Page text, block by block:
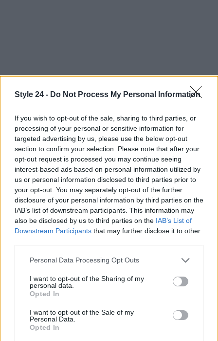
Style 24 - Do Not Process My Personal Information
If you wish to opt-out of the sale, sharing to third parties, or
processing of your personal or sensitive information for
targeted advertising by us, please use the below opt-out
section to confirm your selection. Please note that after your
opt-out request is processed you may continue seeing
interest-based ads based on personal information utilized by
us or personal information disclosed to third parties prior to
your opt-out. You may separately opt-out of the further
disclosure of your personal information by third parties on the
IAB’s list of downstream participants. This information may
also be disclosed by us to third parties on the IAB’s List of
Downstream Participants that may further disclose it to other
Please note that this website/app uses one or more Google
not limited to your visit or usage behaviour. You may click to
grant or deny consent to Google and its third-party tags to
use your data for below specified purposes in below Google
consent section.
Personal Data Processing Opt Outs
I want to opt-out of the Sharing of my
personal data.
Opted In
I want to opt-out of the Sale of my
Personal Data.
Opted In
Continua a leggere
LIFESTYLE